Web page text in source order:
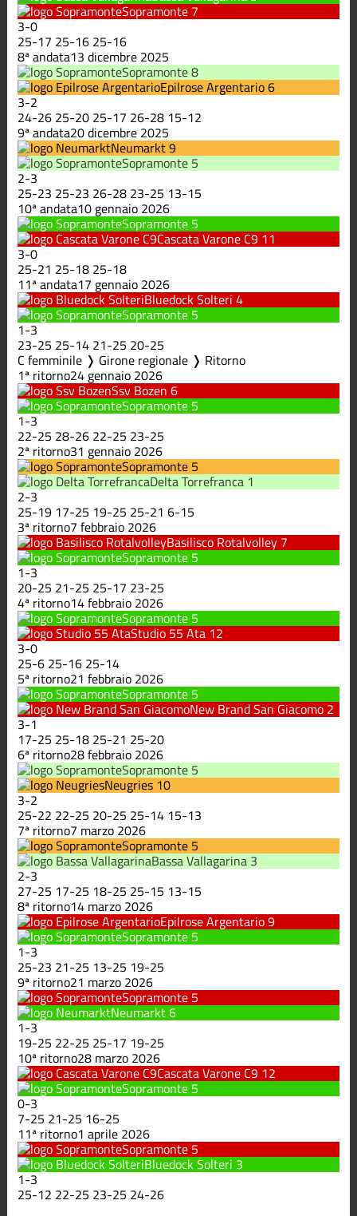
Sopramonte 7
3-0
25-17 25-16 25-16
8ª andata13 dicembre 2025
Sopramonte8
Epilrose Argentario6
3-2
24-26 25-20 25-17 26-28 15-12
9ª andata20 dicembre 2025
Neumarkt9
Sopramonte 5
2-3
25-23 25-23 26-28 23-25 13-15
10ª andata10 gennaio 2026
Sopramonte 5
Cascata Varone C9 11
3-0
25-21 25-18 25-18
11ª andata17 gennaio 2026
Bluedock Solteri 4
Sopramonte 5
1-3
23-25 25-14 21-25 20-25
C femminile ❭ Girone regionale ❭ Ritorno
1ª ritorno24 gennaio 2026
Ssv Bozen 6
Sopramonte 5
1-3
22-25 28-26 22-25 23-25
2ª ritorno31 gennaio 2026
Sopramonte 5
Delta Torrefranca 1
2-3
25-19 17-25 19-25 25-21 6-15
3ª ritorno7 febbraio 2026
Basilisco Rotalvolley 7
Sopramonte 5
1-3
20-25 21-25 25-17 23-25
4ª ritorno14 febbraio 2026
Sopramonte 5
Studio 55 Ata 12
3-0
25-6 25-16 25-14
5ª ritorno21 febbraio 2026
Sopramonte 5
New Brand San Giacomo 2
3-1
17-25 25-18 25-21 25-20
6ª ritorno28 febbraio 2026
Sopramonte 5
Neugries 10
3-2
25-22 22-25 20-25 25-14 15-13
7ª ritorno7 marzo 2026
Sopramonte 5
Bassa Vallagarina 3
2-3
27-25 17-25 18-25 25-15 13-15
8ª ritorno14 marzo 2026
Epilrose Argentario9
Sopramonte 5
1-3
25-23 21-25 13-25 19-25
9ª ritorno21 marzo 2026
Sopramonte 5
Neumarkt6
1-3
19-25 22-25 25-17 19-25
10ª ritorno28 marzo 2026
Cascata Varone C9 12
Sopramonte 5
0-3
7-25 21-25 16-25
11ª ritorno1 aprile 2026
Sopramonte 5
Bluedock Solteri 3
1-3
25-12 22-25 23-25 24-26